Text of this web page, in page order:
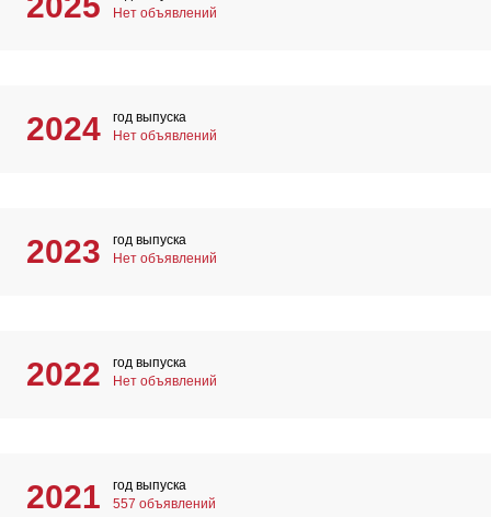
Нет объявлений
2024
год выпуска
Нет объявлений
2023
год выпуска
Нет объявлений
2022
год выпуска
Нет объявлений
2021
год выпуска
557 объявлений